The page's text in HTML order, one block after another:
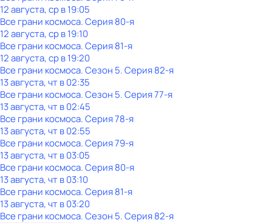
12 августа, ср в 19:05
Все грани космоса. Серия 80-я
12 августа, ср в 19:10
Все грани космоса. Серия 81-я
12 августа, ср в 19:20
Все грани космоса. Сезон 5. Серия 82-я
13 августа, чт в 02:35
Все грани космоса. Сезон 5. Серия 77-я
13 августа, чт в 02:45
Все грани космоса. Серия 78-я
13 августа, чт в 02:55
Все грани космоса. Серия 79-я
13 августа, чт в 03:05
Все грани космоса. Серия 80-я
13 августа, чт в 03:10
Все грани космоса. Серия 81-я
13 августа, чт в 03:20
Все грани космоса. Сезон 5. Серия 82-я